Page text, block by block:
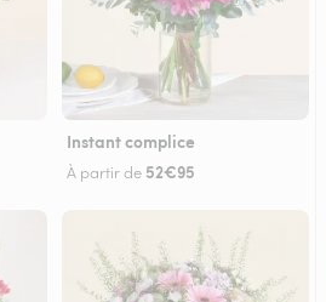
Instant complice
À partir de 52€95